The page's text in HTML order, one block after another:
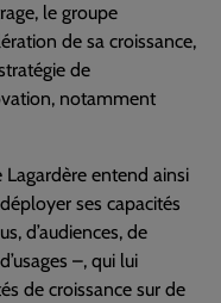
le groupe
de sa croissance,
de
notamment
Lagardère entend ainsi
ses capacités
d’audiences, de
–, qui lui
de croissance sur de